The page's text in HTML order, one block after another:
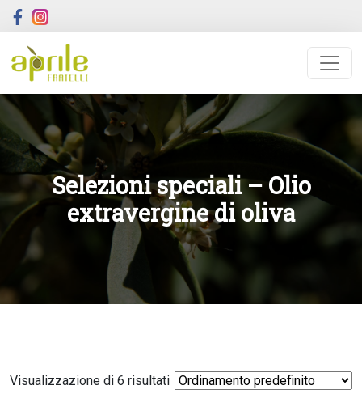
Selezioni speciali – Olio
extravergine di oliva
Visualizzazione di 6 risultati